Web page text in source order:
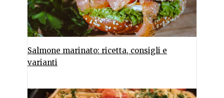
Salmone marinato: ricetta, consigli e
varianti